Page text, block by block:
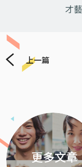
才
上一篇
更多文章